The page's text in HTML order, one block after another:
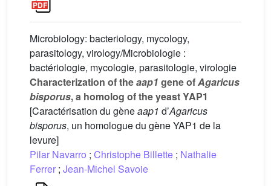
Microbiology: bacteriology, mycology,
parasitology, virology/Microbiologie :
bactériologie, mycologie, parasitologie, virologie
Characterization of theaap1 gene ofAgaricus
bisporus, a homolog of the yeast YAP1
[Caractérisation du gèneaap1 d’Agaricus
bisporus, un homologue du gène YAP1 de la
levure]
Pilar Navarro ; Christophe Billette ; Nathalie
Ferrer ; Jean-Michel Savoie